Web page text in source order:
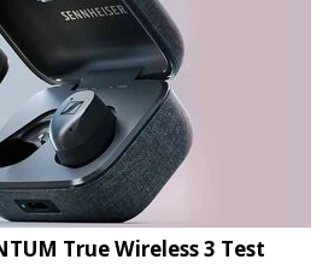
True Wireless 3 Test